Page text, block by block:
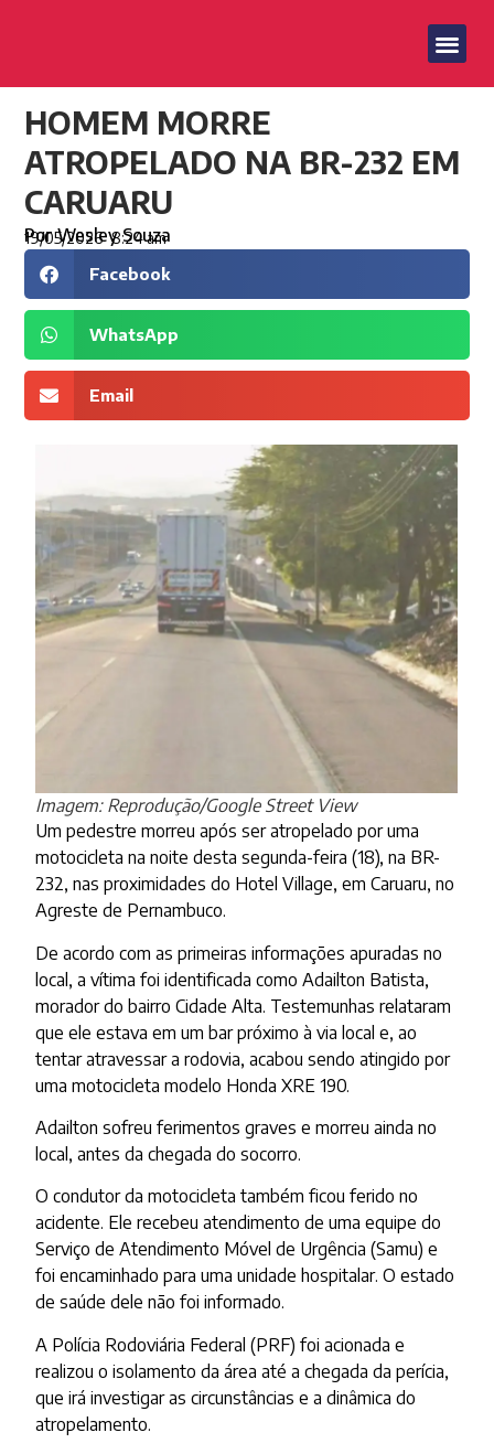
HOMEM MORRE
ATROPELADO NA BR-232 EM
CARUARU
PorWesley Souza
19/05/2026 8:24 am
Facebook
WhatsApp
Email
Imagem: Reprodução/Google Street View
Um pedestre morreu após ser atropelado por uma
motocicleta na noite desta segunda-feira (18), na BR-
232, nas proximidades do Hotel Village, em Caruaru, no
Agreste de Pernambuco.
De acordo com as primeiras informações apuradas no
local, a vítima foi identificada como Adailton Batista,
morador do bairro Cidade Alta. Testemunhas relataram
que ele estava em um bar próximo à via local e, ao
tentar atravessar a rodovia, acabou sendo atingido por
uma motocicleta modelo Honda XRE 190.
Adailton sofreu ferimentos graves e morreu ainda no
local, antes da chegada do socorro.
O condutor da motocicleta também ficou ferido no
acidente. Ele recebeu atendimento de uma equipe do
Serviço de Atendimento Móvel de Urgência (Samu) e
foi encaminhado para uma unidade hospitalar. O estado
de saúde dele não foi informado.
A Polícia Rodoviária Federal (PRF) foi acionada e
realizou o isolamento da área até a chegada da perícia,
que irá investigar as circunstâncias e a dinâmica do
atropelamento.